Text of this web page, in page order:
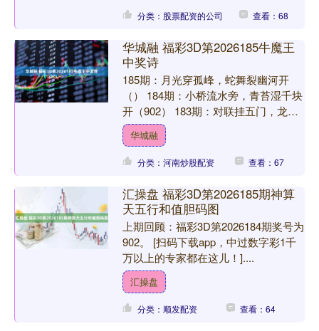
分类：股票配资的公司 查看：68
华城融 福彩3D第2026185牛魔王
中奖诗
185期：月光穿孤峰，蛇舞裂幽河开
（） 184期：小桥流水旁，青苔湿千块
开（902） 183期：对联挂五门，龙舞
绕三街开（923） 182期：星辰落沙
漠，蛇舞破....
华城融
分类：河南炒股配资 查看：67
汇操盘 福彩3D第2026185期神算
天五行和值胆码图
上期回顾：福彩3D第2026184期奖号为
902。 [扫码下载app，中过数字彩1千
万以上的专家都在这儿！]....
汇操盘
分类：顺发配资 查看：64